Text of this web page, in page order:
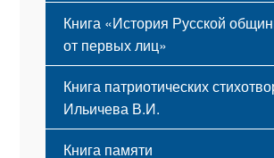
Книга «История Русской
от первых лиц»
Книга патриотических
Ильичева В.И.
Книга памяти